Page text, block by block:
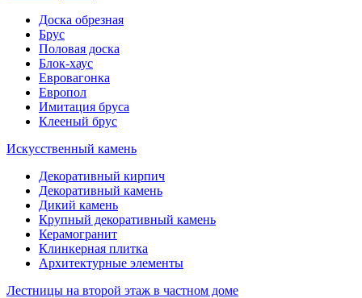
Доска обрезная
Брус
Половая доска
Блок-хаус
Евровагонка
Европол
Имитация бруса
Клееный брус
Искусственный камень
Декоративный кирпич
Декоративный камень
Дикий камень
Крупный декоративный камень
Керамогранит
Клинкерная плитка
Архитектурные элементы
Лестницы на второй этаж в частном доме